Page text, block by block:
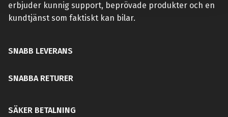
erbjuder kunnig support, beprövade produkter och en
kundtjänst som faktiskt kan bilar.
SNABB LEVERANS
SNABBA RETURER
SÄKER BETALNING